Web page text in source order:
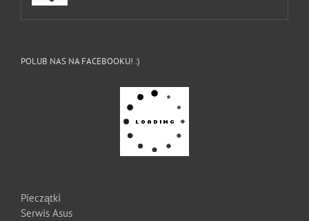
POLUB NAS NA FACEBOOKU! :)
Pieczątki
Serwis Asus